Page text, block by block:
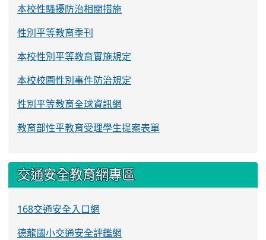
本校性騷擾防治相關措施
性別平等教育季刊
本校性別平等教育實施規定
本校校園性別事件防治規定
性別平等教育全球資訊網
教育部性平教育受理學生提案表單
交通安全教育網專區
168交通安全入口網
德龍國小交通安全評鑑網